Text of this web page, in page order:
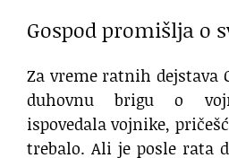
Gospod promišlja o
Za vreme ratnih dejstava
duhovnu brigu o
ispovedala vojnike,
trebalo. Ali je posle rata